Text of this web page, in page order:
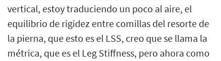
vertical, estoy traduciendo un poco al aire, el
equilibrio de rigidez entre comillas del resorte de
la pierna, que esto es el LSS, creo que se llama la
métrica, que es el Leg Stiffness, pero ahora como